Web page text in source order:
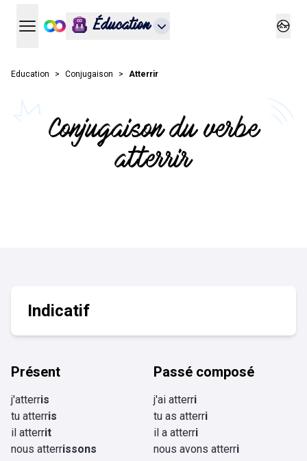
Ouvrir le menu principal
Éducation
Education Conjugaison Atterrir
Conjugaison du verbe
atterrir
Indicatif
Présent
j'atterris
tu atterris
il atterrit
nous atterrissons
Passé composé
j'ai atterri
tu as atterri
il a atterri
nous avons atterri